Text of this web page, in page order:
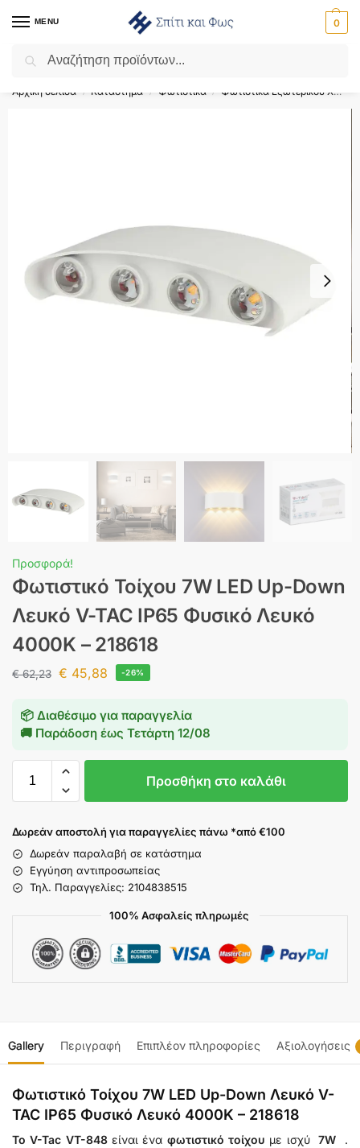
MENU 0
Flash Sale ⚡ 10% Έκπτωση με τον κωδικό ‘SPRING’!
Αρχική σελίδα / Κατάστημα / Φωτιστικά / Φωτιστικά Εξωτερικού Χώρου
Προσφορά!
Φωτιστικό Τοίχου 7W LED Up-Down
Λευκό V-TAC IP65 Φυσικό Λευκό
4000K – 218618
€62,23 € 45,88 -26%
📦 Διαθέσιμο για παραγγελία
🚚 Παράδοση έως Τετάρτη 12/08
Προσθήκη στο καλάθι
Δωρεάν αποστολή για παραγγελίες πάνω *από €100
Δωρεάν παραλαβή σε κατάστημα
Εγγύηση αντιπροσωπείας
Τηλ. Παραγγελίες: 2104838515
100% Ασφαλείς πληρωμές
Gallery Περιγραφή Επιπλέον πληροφορίες Αξιολογήσεις
Φωτιστικό Τοίχου 7W LED Up-Down Λευκό V-
TAC IP65 Φυσικό Λευκό 4000K – 218618
Το V-Tac VT-848είναι ένα φωτιστικό τοίχου με ισχύ7W .